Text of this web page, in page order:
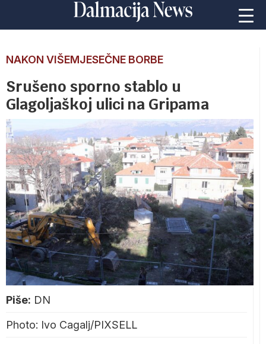
NAKON VIŠEMJESEČNE BORBE
Srušeno sporno stablo u
Glagoljaškoj ulici na Gripama
Piše: DN
Photo: Ivo Cagalj/PIXSELL